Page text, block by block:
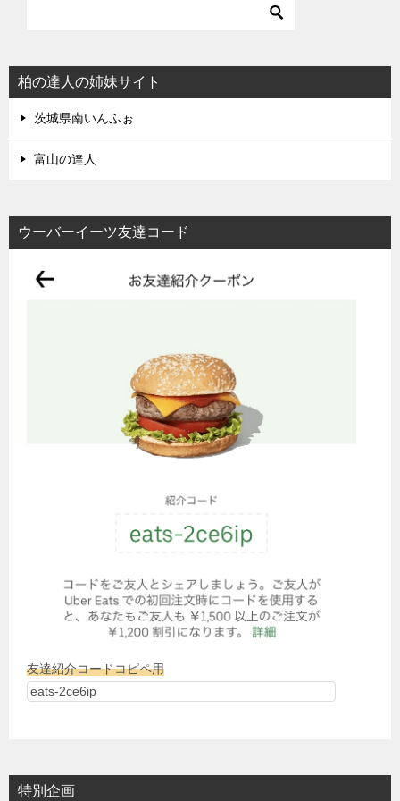
柏の達人の姉妹サイト
茨城県南いんふぉ
富山の達人
ウーバーイーツ友達コード
友達紹介コードコピペ用
特別企画